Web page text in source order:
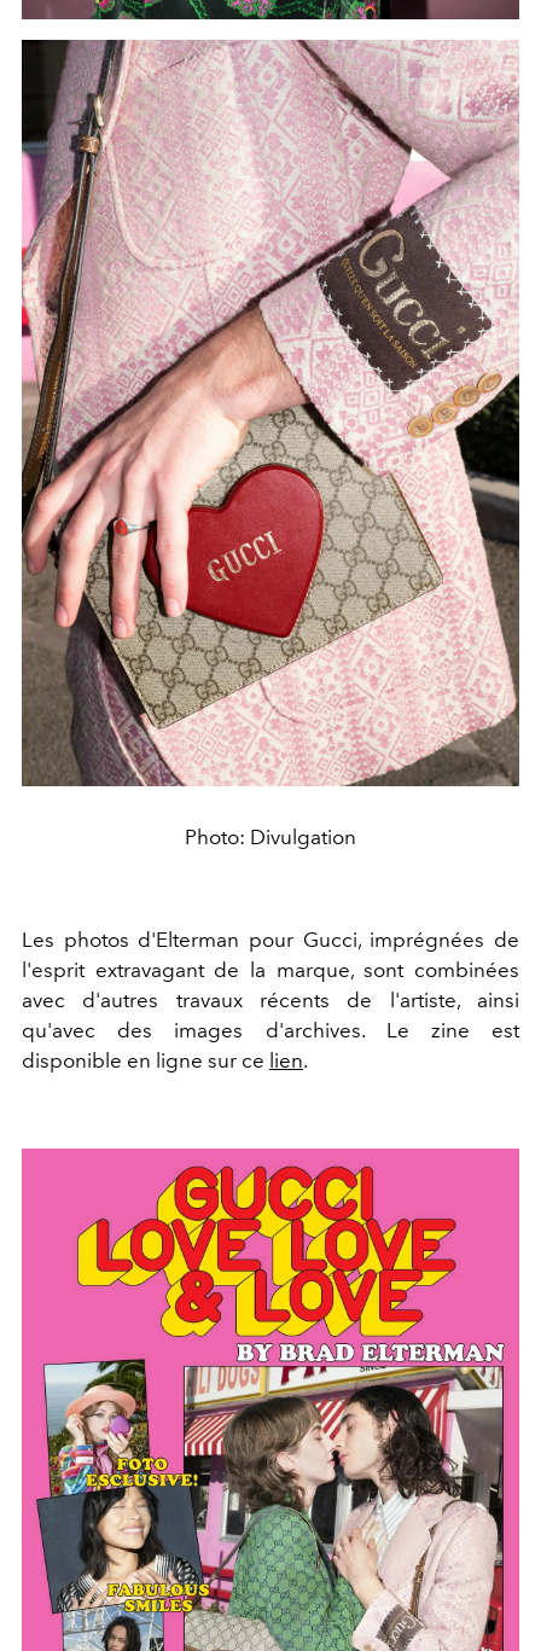
Photo: Divulgation
Les photos d'Elterman pour Gucci, imprégnées de
l'esprit extravagant de la marque, sont combinées
avec d'autres travaux récents de l'artiste, ainsi
qu'avec des images d'archives. Le zine est
disponible en ligne sur ce lien.